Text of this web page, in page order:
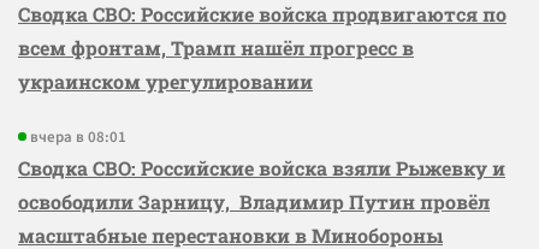
Сводка СВО: Российские войска продвигаются по
всем фронтам, Трамп нашёл прогресс в
украинском урегулировании
вчера в 08:01
Сводка СВО: Российские войска взяли Рыжевку и
освободили Зарницу, Владимир Путин провёл
масштабные перестановки в Минобороны